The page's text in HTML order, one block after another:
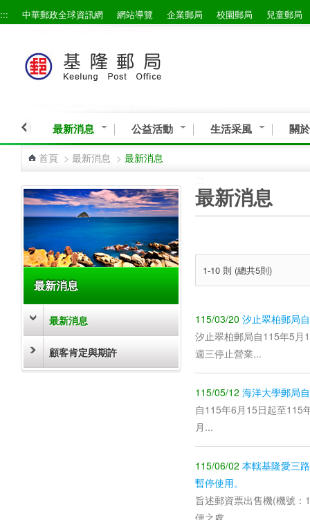
跳到主要內容區塊
::: 中華郵政全球資訊網 網站導覽 企業郵局 校園郵局 兒童郵局
最新消息 公益活動 生活采風 關
首頁 > 最新消息 > 最新消息
最新消息
最新消息
顧客肯定與期許
最新消息
1-10 則 (總共5則)
115/03/20 汐止翠柏郵局
汐止翠柏郵局自115年5月
週三停止營業...
115/05/12 海洋大學郵局
自115年6月15日起至115
月...
115/06/02 本轄基隆愛三
暫停使用。
旨述郵資票出售機(機號
便之處，...